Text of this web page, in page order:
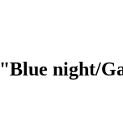
night/